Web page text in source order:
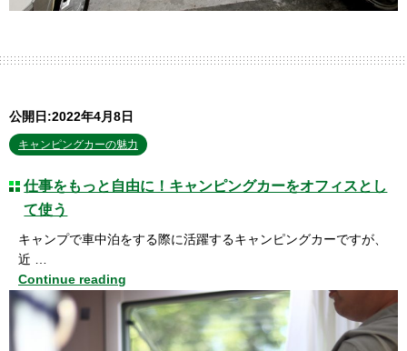
公開日:2022年4月8日
キャンピングカーの魅力
仕事をもっと自由に！キャンピングカーをオフィスとし
て使う
キャンプで車中泊をする際に活躍するキャンピングカーですが、
近 …
Continue reading